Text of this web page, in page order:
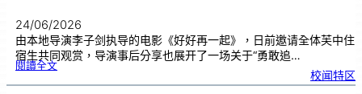
24/06/2026
由本地导演李子剑执导的电影《好好再一起》，日前邀请全体芙中住
宿生共同观赏，导演事后分享也展开了一场关于“勇敢追…
閱讀全文:工
跨
校闻特区